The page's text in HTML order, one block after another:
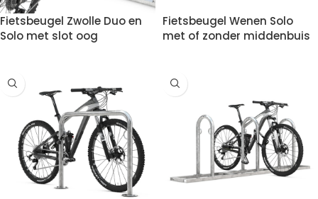
Fietsbeugel Zwolle Duo en
Solo met slot oog
Fietsbeugel Wenen Solo
met of zonder middenbuis